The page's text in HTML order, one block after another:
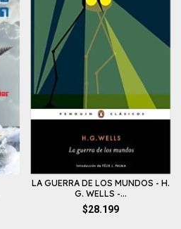
LA GUERRA DE LOS MUNDOS - H.
G. WELLS -...
$28.199